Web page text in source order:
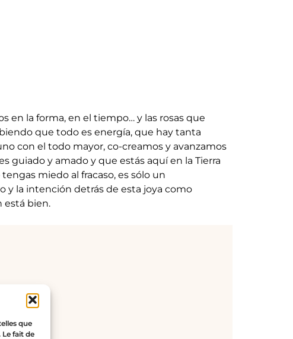
que
fait de
en la forma, en el tiempo… y las rosas que
que todo es energía, que hay tanta
con el todo mayor, co-creamos y avanzamos
guiado y amado y que estás aquí en la Tierra
miedo al fracaso, es sólo un
y la intención detrás de esta joya como
está bien.